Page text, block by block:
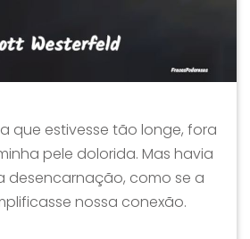
que estivesse tão longe, fora
pele dolorida. Mas havia
desencarnação, como se a
nossa conexão.